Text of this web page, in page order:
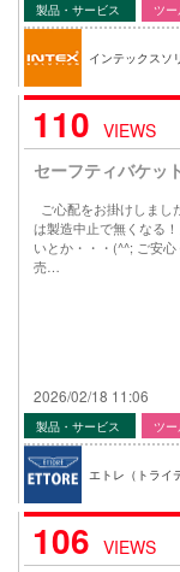
製品・サービス ツ
インテックスソ
110 VIEWS
セーフティバケッ
ご心配をお掛けしまし
は製造中止で無くなる
いとか・・・(^^; ご安
売…
2026/02/18 11:06
製品・サービス ツ
エトレ（トライ
106 VIEWS